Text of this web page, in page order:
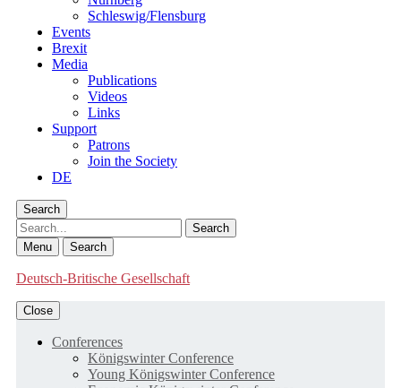
Schleswig/Flensburg
Events
Brexit
Media
Publications
Videos
Links
Support
Patrons
Join the Society
DE
Search
Search
Menu Search
Deutsch-Britische Gesellschaft
Close
Conferences
Königswinter Conference
Young Königswinter Conference